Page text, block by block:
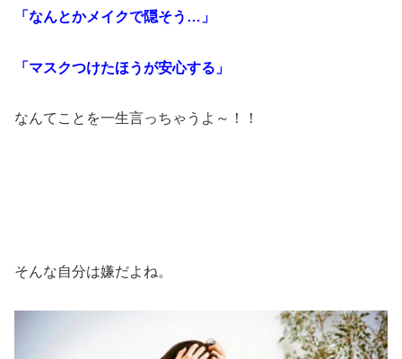
「なんとかメイクで隠そう…」
「マスクつけたほうが安心する」
なんてことを一生言っちゃうよ～！！
そんな自分は嫌だよね。